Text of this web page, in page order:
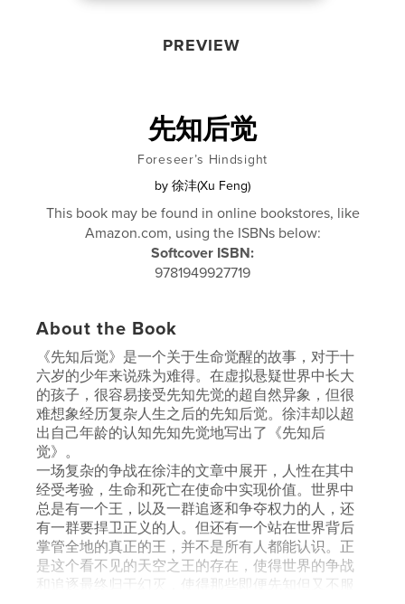
PREVIEW
先知后觉
Foreseer’s Hindsight
by 徐沣(Xu Feng)
This book may be found in online bookstores, like
Amazon.com, using the ISBNs below:
Softcover ISBN:
9781949927719
About the Book
《先知后觉》是一个关于生命觉醒的故事，对于十
六岁的少年来说殊为难得。在虚拟悬疑世界中长大
的孩子，很容易接受先知先觉的超自然异象，但很
难想象经历复杂人生之后的先知后觉。徐沣却以超
出自己年龄的认知先知先觉地写出了《先知后
觉》。
一场复杂的争战在徐沣的文章中展开，人性在其中
经受考验，生命和死亡在使命中实现价值。世界中
总是有一个王，以及一群追逐和争夺权力的人，还
有一群要捍卫正义的人。但还有一个站在世界背后
掌管全地的真正的王，并不是所有人都能认识。正
是这个看不见的天空之王的存在，使得世界的争战
和追逐最终归于幻灭，使得那些即便先知但又不服